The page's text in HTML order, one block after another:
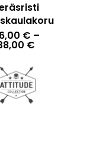
€ –
€